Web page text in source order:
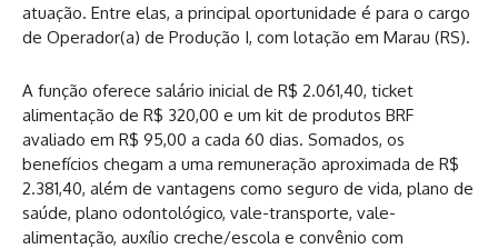
atuação. Entre elas, a principal oportunidade é para o cargo
de Operador(a) de Produção I, com lotação em Marau (RS).
A função oferece salário inicial de R$ 2.061,40, ticket
alimentação de R$ 320,00 e um kit de produtos BRF
avaliado em R$ 95,00 a cada 60 dias. Somados, os
benefícios chegam a uma remuneração aproximada de R$
2.381,40, além de vantagens como seguro de vida, plano de
saúde, plano odontológico, vale-transporte, vale-
alimentação, auxílio creche/escola e convênio com